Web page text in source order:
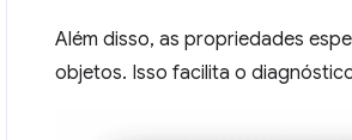
Além disso, as propriedades
objetos. Isso facilita o